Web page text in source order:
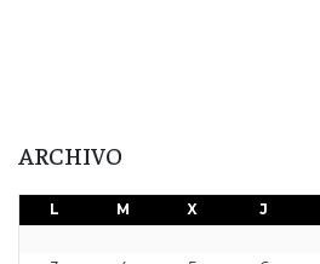
ARCHIVO
L M X J